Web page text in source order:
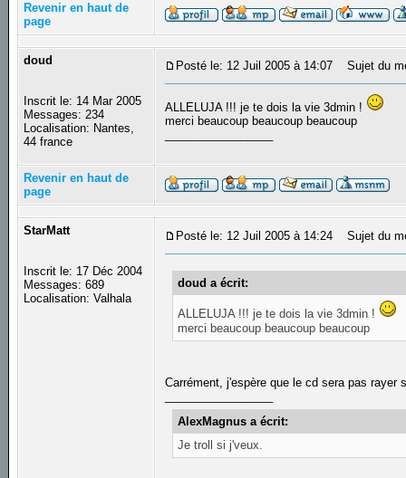
Revenir en haut de
page
doud
Inscrit le: 14 Mar 2005
Messages: 234
Localisation: Nantes,
44 france
Posté le: 12 Juil 2005 à 14:07 Sujet du
ALLELUJA !!! je te dois la vie 3dmin !
merci beaucoup beaucoup beaucoup
Revenir en haut de
page
StarMatt
Inscrit le: 17 Déc 2004
Messages: 689
Localisation: Valhala
Posté le: 12 Juil 2005 à 14:24 Sujet du
doud a écrit:
ALLELUJA !!! je te dois la vie 3dmin !
merci beaucoup beaucoup beaucoup
Carrément, j'espère que le cd sera pas
AlexMagnus a écrit:
Je troll si j'veux.